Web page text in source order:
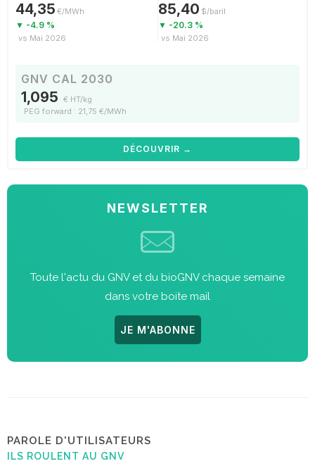
44,35 €/MWh
▼ -4.9 %
vs Mai 2026
85,40 $/baril
▼ -20.3 %
vs Mai 2026
GNV CAL 2030
1,095 € HT/kg
PEG forward : 21,75 €/MWh
DÉCOUVRIR →
NEWSLETTER
Toute l'actu du GNV et du bioGNV chaque semaine
dans votre boite mail
JE M'ABONNE
PAROLE D'UTILISATEURS
ILS ROULENT AU GNV